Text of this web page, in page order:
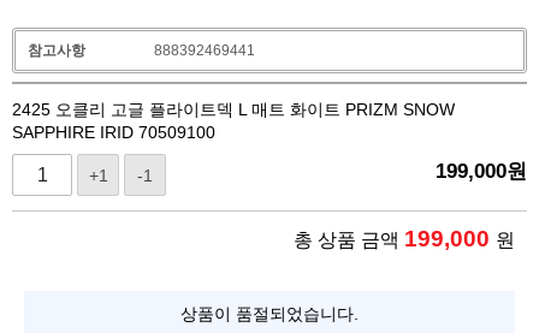
참고사항 888392469441
2425 오클리 고글 플라이트덱 L 매트 화이트 PRIZM SNOW
SAPPHIRE IRID 70509100
+1 -1 199,000원
총 상품 금액 199,000 원
상품이 품절되었습니다.